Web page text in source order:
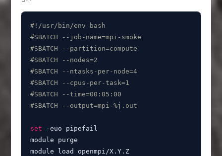
#!/usr/bin/env bash
#SBATCH --job-name=mpi-smoke
#SBATCH --partition=compute
#SBATCH --nodes=2
#SBATCH --ntasks-per-node=4
#SBATCH --cpus-per-task=1
#SBATCH --time=00:05:00
#SBATCH --output=mpi-%j.out
set -euo pipefail
module purge
module load openmpi/X.Y.Z